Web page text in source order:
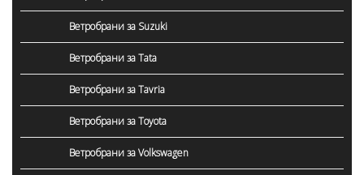
Ветробрани за Suzuki
Ветробрани за Tata
Ветробрани за Tavria
Ветробрани за Toyota
Ветробрани за Volkswagen